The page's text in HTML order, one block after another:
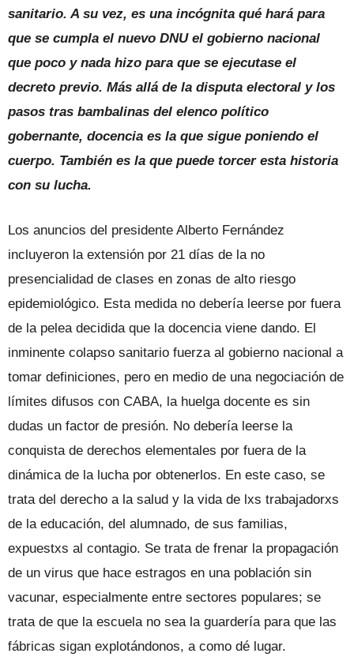
sanitario. A su vez, es una incógnita qué hará para
que se cumpla el nuevo DNU el gobierno nacional
que poco y nada hizo para que se ejecutase el
decreto previo. Más allá de la disputa electoral y los
pasos tras bambalinas del elenco político
gobernante, docencia es la que sigue poniendo el
cuerpo. También es la que puede torcer esta historia
con su lucha.
Los anuncios del presidente Alberto Fernández
incluyeron la extensión por 21 días de la no
presencialidad de clases en zonas de alto riesgo
epidemiológico. Esta medida no debería leerse por fuera
de la pelea decidida que la docencia viene dando. El
inminente colapso sanitario fuerza al gobierno nacional a
tomar definiciones, pero en medio de una negociación de
límites difusos con CABA, la huelga docente es sin
dudas un factor de presión. No debería leerse la
conquista de derechos elementales por fuera de la
dinámica de la lucha por obtenerlos. En este caso, se
trata del derecho a la salud y la vida de lxs trabajadorxs
de la educación, del alumnado, de sus familias,
expuestxs al contagio. Se trata de frenar la propagación
de un virus que hace estragos en una población sin
vacunar, especialmente entre sectores populares; se
trata de que la escuela no sea la guardería para que las
fábricas sigan explotándonos, a como dé lugar.